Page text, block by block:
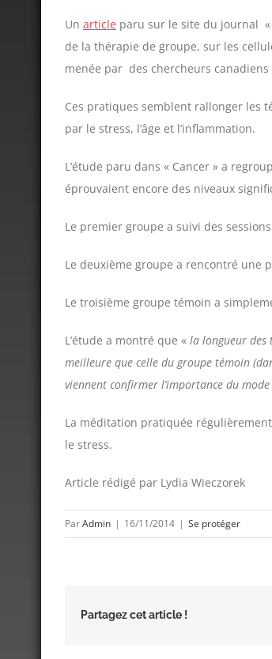
Un article paru sur le site du journal «
de la thérapie de groupe, sur les
menée par des chercheurs
Ces pratiques semblent rallonger les
par le stress, l’âge et l’inflammation.
L’étude paru dans « Cancer » a
éprouvaient encore des niveaux
Le premier groupe a suivi des
Le deuxième groupe a rencontré une
Le troisième groupe témoin a
L’étude a montré que « la longueur des
meilleure que celle du groupe témoin
viennent confirmer l’importance du
La méditation pratiquée
le stress.
Article rédigé par Lydia Wieczorek
ParAdmin | 16/11/2014 | Se protéger
Partagez cet article !